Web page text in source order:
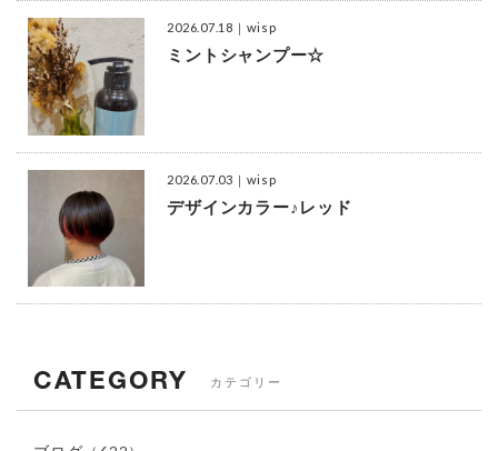
2026.07.18 ｜wisp
ミントシャンプー☆
2026.07.03 ｜wisp
デザインカラー♪レッド
CATEGORY カテゴリー